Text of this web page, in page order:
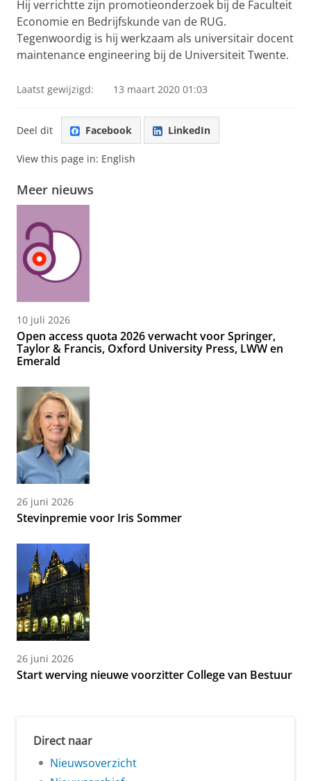
Hij verrichtte zijn promotieonderzoek bij de Faculteit
Economie en Bedrijfskunde van de RUG.
Tegenwoordig is hij werkzaam als universitair docent
maintenance engineering bij de Universiteit Twente.
Laatst gewijzigd: 13 maart 2020 01:03
Deel dit Facebook LinkedIn
View this page in: English
Meer nieuws
10 juli 2026
Open access quota 2026 verwacht voor Springer,
Taylor & Francis, Oxford University Press, LWW en
Emerald
26 juni 2026
Stevinpremie voor Iris Sommer
26 juni 2026
Start werving nieuwe voorzitter College van Bestuur
Direct naar
Nieuwsoverzicht